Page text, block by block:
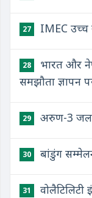
27 IMEC उच्च
28
भारत और
समझौता ज्ञापन
29 अरुण-3
30 बांडुंग
31